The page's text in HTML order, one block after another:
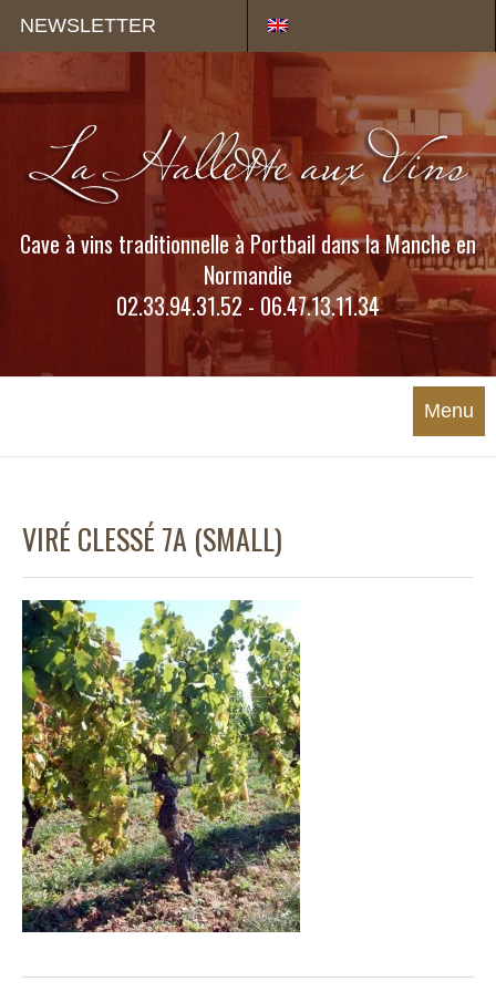
NEWSLETTER
Cave à vins traditionnelle à Portbail dans la Manche en
Normandie
02.33.94.31.52 - 06.47.13.11.34
Menu
VIRÉ CLESSÉ 7A (SMALL)
Panneau de gestion des cookies